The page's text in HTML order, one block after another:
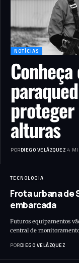
NOTÍCIAS
proteger
alturas
PORDIEGO VELÁZQUEZ 4
TECNOLOGIA
Frota urbana de
embarcada
Futuros equipamentos
central de
PORDIEGO VELÁZQUEZ